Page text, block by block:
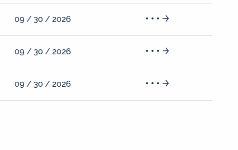
09 / 30 / 2026
09 / 30 / 2026
09 / 30 / 2026